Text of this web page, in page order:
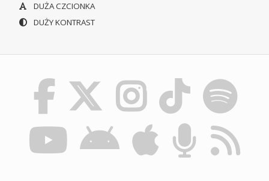
DUŻA CZCIONKA
DUŻY KONTRAST